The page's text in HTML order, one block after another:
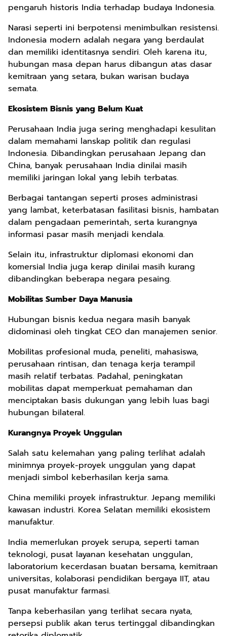
pengaruh historis India terhadap budaya Indonesia.
Narasi seperti ini berpotensi menimbulkan resistensi.
Indonesia modern adalah negara yang berdaulat
dan memiliki identitasnya sendiri. Oleh karena itu,
hubungan masa depan harus dibangun atas dasar
kemitraan yang setara, bukan warisan budaya
semata.
Ekosistem Bisnis yang Belum Kuat
Perusahaan India juga sering menghadapi kesulitan
dalam memahami lanskap politik dan regulasi
Indonesia. Dibandingkan perusahaan Jepang dan
China, banyak perusahaan India dinilai masih
memiliki jaringan lokal yang lebih terbatas.
Berbagai tantangan seperti proses administrasi
yang lambat, keterbatasan fasilitasi bisnis, hambatan
dalam pengadaan pemerintah, serta kurangnya
informasi pasar masih menjadi kendala.
Selain itu, infrastruktur diplomasi ekonomi dan
komersial India juga kerap dinilai masih kurang
dibandingkan beberapa negara pesaing.
Mobilitas Sumber Daya Manusia
Hubungan bisnis kedua negara masih banyak
didominasi oleh tingkat CEO dan manajemen senior.
Mobilitas profesional muda, peneliti, mahasiswa,
perusahaan rintisan, dan tenaga kerja terampil
masih relatif terbatas. Padahal, peningkatan
mobilitas dapat memperkuat pemahaman dan
menciptakan basis dukungan yang lebih luas bagi
hubungan bilateral.
Kurangnya Proyek Unggulan
Salah satu kelemahan yang paling terlihat adalah
minimnya proyek-proyek unggulan yang dapat
menjadi simbol keberhasilan kerja sama.
China memiliki proyek infrastruktur. Jepang memiliki
kawasan industri. Korea Selatan memiliki ekosistem
manufaktur.
India memerlukan proyek serupa, seperti taman
teknologi, pusat layanan kesehatan unggulan,
laboratorium kecerdasan buatan bersama, kemitraan
universitas, kolaborasi pendidikan bergaya IIT, atau
pusat manufaktur farmasi.
Tanpa keberhasilan yang terlihat secara nyata,
persepsi publik akan terus tertinggal dibandingkan